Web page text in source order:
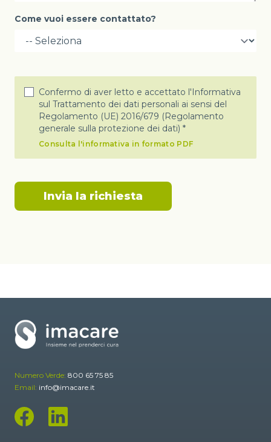
Come vuoi essere contattato?
Confermo di aver letto e accettato l'Informativa
sul Trattamento dei dati personali ai sensi del
Regolamento (UE) 2016/679 (Regolamento
generale sulla protezione dei dati) *
Consulta l'informativa in formato PDF
Numero Verde: 800 65 75 85
Email: info@imacare.it